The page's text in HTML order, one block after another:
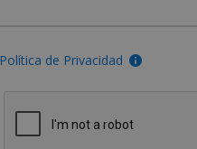
Política de Privacidad